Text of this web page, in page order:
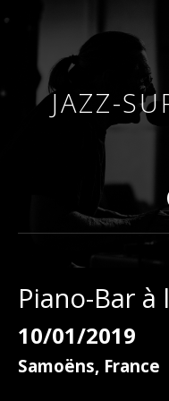
JAZZ-
COURS DE
Piano-Bar à
10/01/2019
Samoëns, France